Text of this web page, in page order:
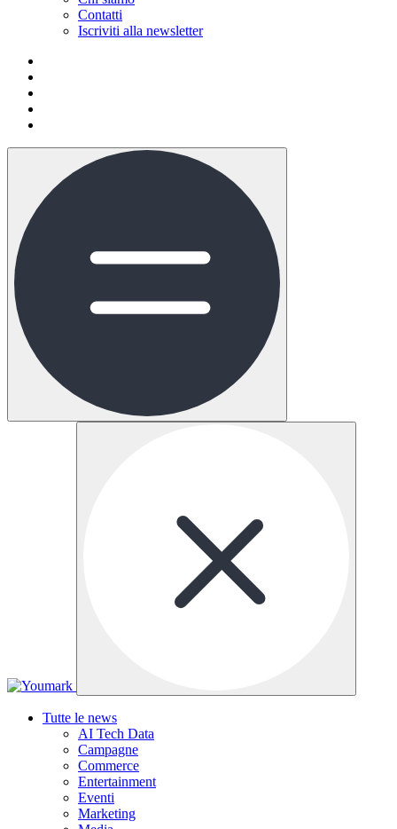
Contatti
Iscriviti alla newsletter
Tutte le news
AI Tech Data
Campagne
Commerce
Entertainment
Eventi
Marketing